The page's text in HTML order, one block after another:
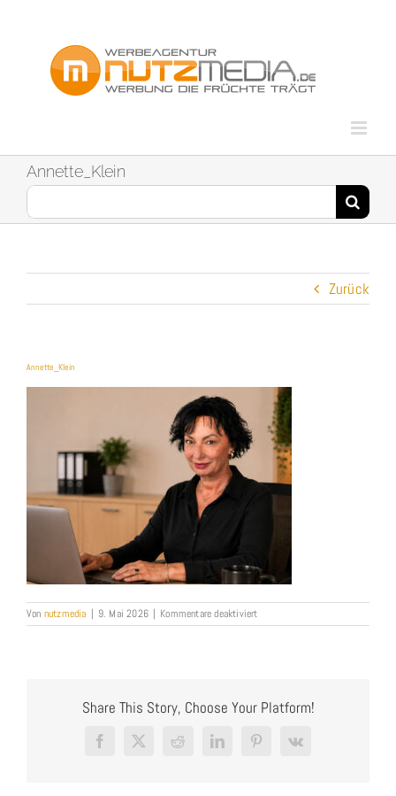
Annette_Klein
Suche
nach:
Zurück
Annette_Klein
Von nutzmedia | 9. Mai 2026 | Kommentare deaktiviertfür
Annette_Klein
Share This Story, Choose Your Platform!
Facebook
X RedditLinkedInPinterest
Vk